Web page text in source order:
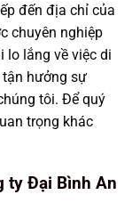
đến địa chỉ của
chuyên nghiệp
lo lắng về việc di
tận hưởng sự
tôi. Để quý
trọng khác
ty Đại Bình An